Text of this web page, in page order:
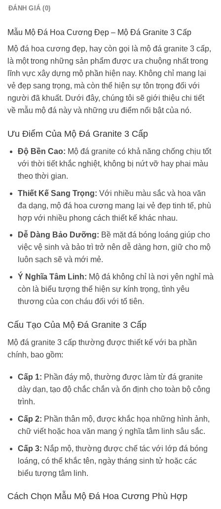
ĐÁNH GIÁ (0)
Mẫu Mộ Đá Hoa Cương Đẹp – Mộ Đá Granite 3 Cấp
Mộ đá hoa cương đẹp, hay còn gọi là mộ đá granite 3 cấp,
là một trong những sản phẩm được ưa chuộng nhất trong
lĩnh vực xây dựng mộ phần hiện nay. Không chỉ mang lại
vẻ đẹp sang trọng, mà còn thể hiện sự tôn trọng đối với
người đã khuất. Dưới đây, chúng tôi sẽ giới thiệu chi tiết
về mẫu mộ đá này và những ưu điểm nổi bật của nó.
Ưu Điểm Của Mộ Đá Granite 3 Cấp
Độ Bền Cao: Mộ đá granite có khả năng chống chịu tốt
với thời tiết khắc nghiệt, không bị nứt vỡ hay phai màu
theo thời gian.
Thiết Kế Sang Trọng: Với nhiều màu sắc và hoa văn
đa dạng, mộ đá hoa cương mang lại vẻ đẹp tinh tế, phù
hợp với nhiều phong cách thiết kế khác nhau.
Dễ Dàng Bảo Dưỡng: Bề mặt đá bóng loáng giúp cho
việc vệ sinh và bảo trì trở nên dễ dàng hơn, giữ cho mộ
luôn sạch sẽ và mới mẻ.
Ý Nghĩa Tâm Linh: Mộ đá không chỉ là nơi yên nghỉ mà
còn là biểu tượng thể hiện sự kính trọng, tình yêu
thương của con cháu đối với tổ tiên.
Cấu Tạo Của Mộ Đá Granite 3 Cấp
Mộ đá granite 3 cấp thường được thiết kế với ba phần
chính, bao gồm:
Cấp 1: Phần đáy mộ, thường được làm từ đá granite
dày dạn, tạo độ chắc chắn và ổn định cho toàn bộ công
trình.
Cấp 2: Phần thân mộ, được khắc họa những hình ảnh,
chữ viết hoặc hoa văn mang ý nghĩa tâm linh sâu sắc.
Cấp 3: Nắp mộ, thường được chế tác với lớp đá bóng
loáng, có thể khắc tên, ngày tháng sinh tử hoặc các
biểu tượng tâm linh.
Cách Chọn Mẫu Mộ Đá Hoa Cương Phù Hợp